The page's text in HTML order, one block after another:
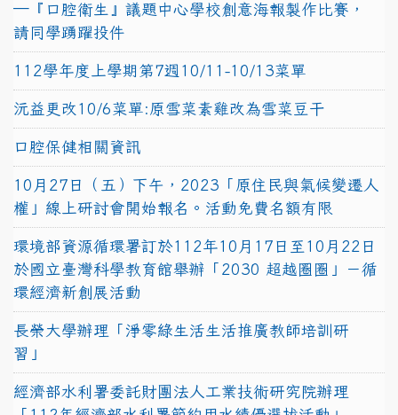
─『口腔衛生』議題中心學校創意海報製作比賽，
請同學踴躍投件
112學年度上學期第7週10/11-10/13菜單
沅益更改10/6菜單:原雪菜素雞改為雪菜豆干
口腔保健相關資訊
10月27日（五）下午，2023「原住民與氣候變遷人
權」線上研討會開始報名。活動免費名額有限
環境部資源循環署訂於112年10月17日至10月22日
於國立臺灣科學教育館舉辦「2030 超越圈圈」－循
環經濟新創展活動
長榮大學辦理「淨零綠生活生活推廣教師培訓研
習」
經濟部水利署委託財團法人工業技術研究院辦理